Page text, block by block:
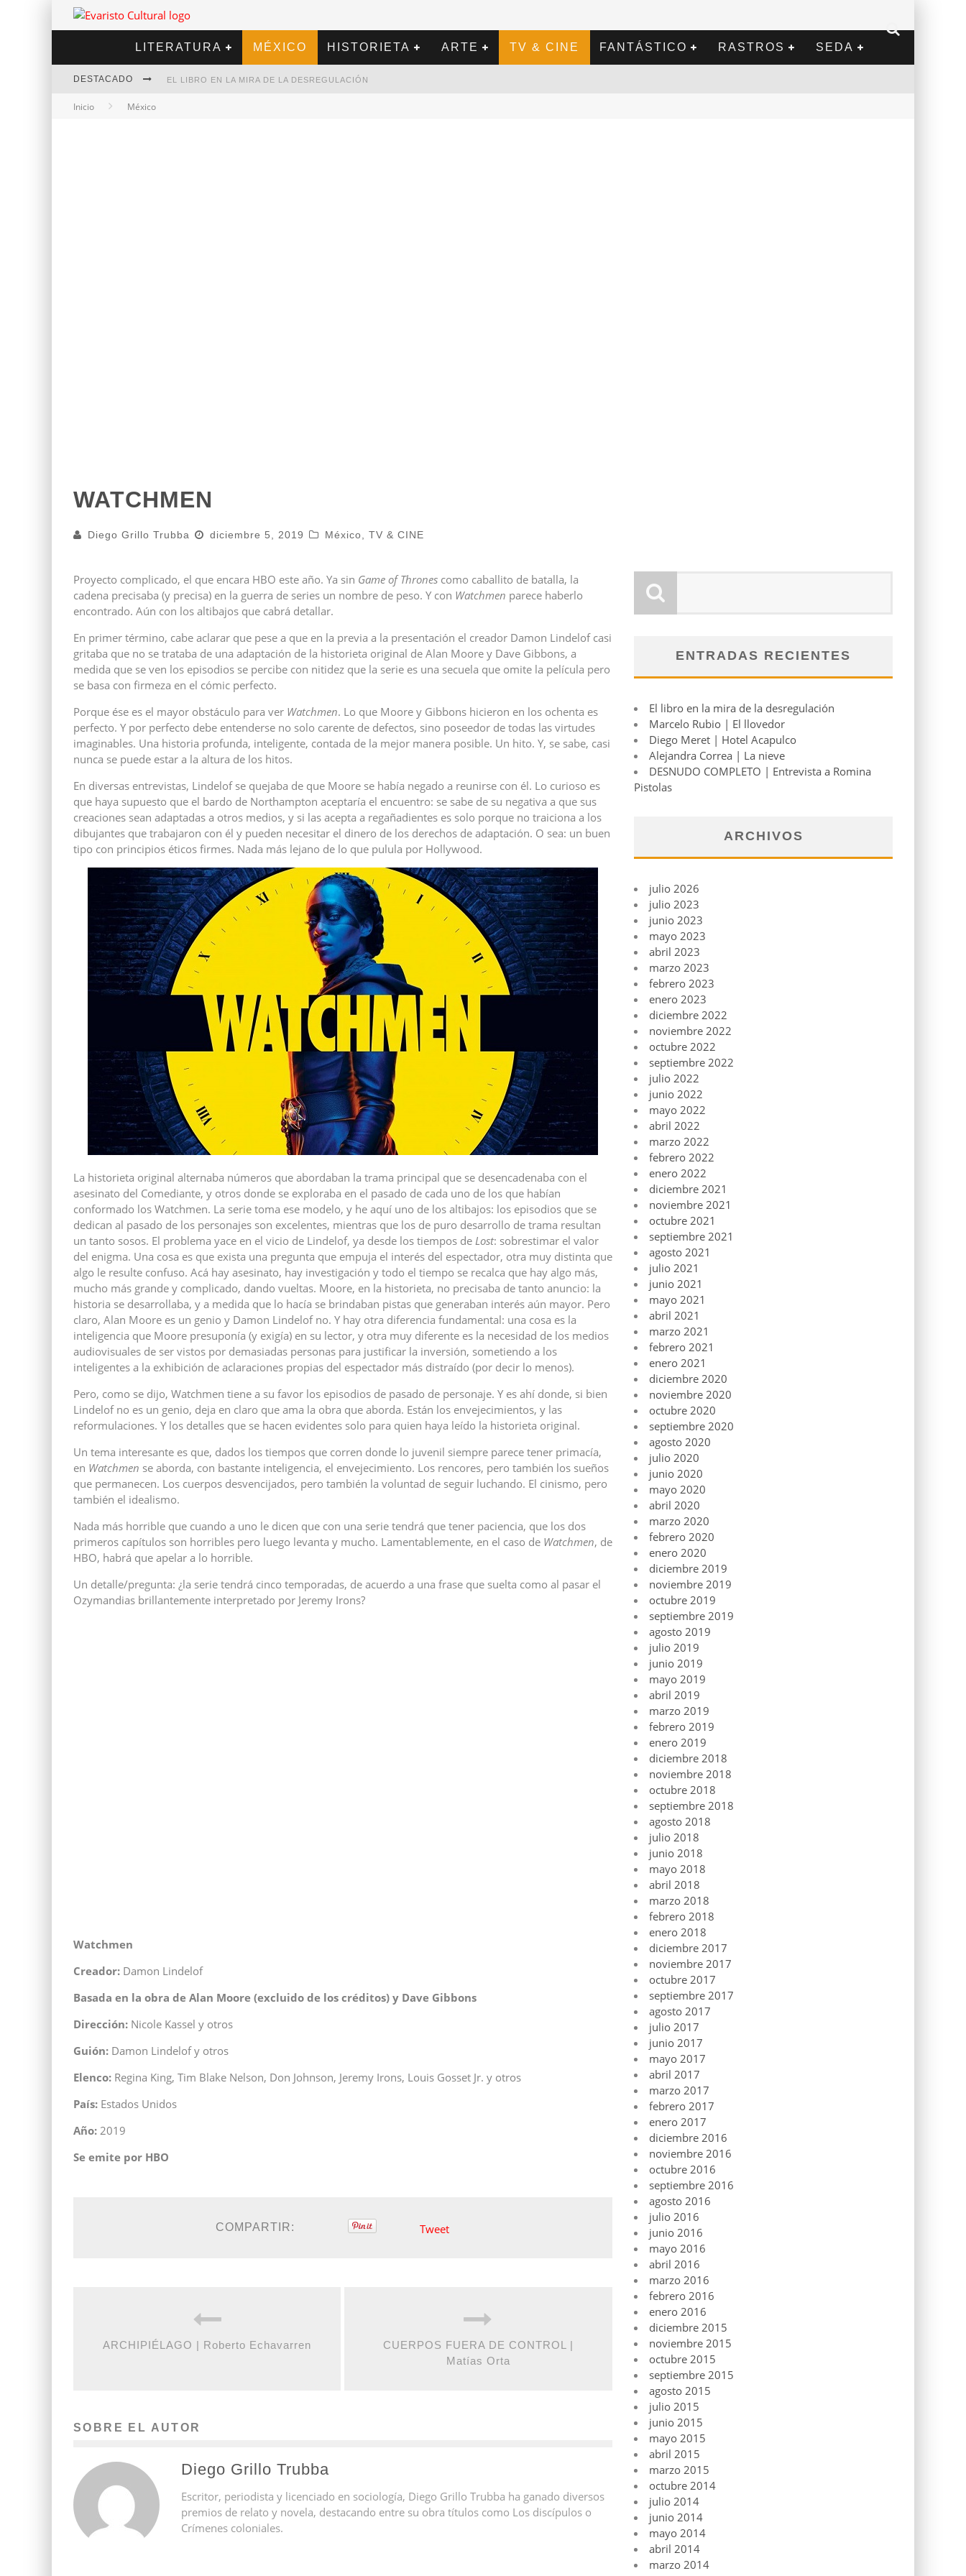
LITERATURA MÉXICO HISTORIETA ARTE TV & CINE FANTÁSTICO RASTROS SEDA
DESTACADO EL LIBRO EN LA MIRA DE LA DESREGULACIÓN
Inicio México
WATCHMEN
Diego Grillo Trubba diciembre 5, 2019 México TV & CINE
Proyecto complicado, el que encara HBO este año. Ya sin Game of Thrones como caballito de batalla, la
cadena precisaba (y precisa) en la guerra de series un nombre de peso. Y con Watchmen parece haberlo
encontrado. Aún con los altibajos que cabrá detallar.
En primer término, cabe aclarar que pese a que en la previa a la presentación el creador Damon Lindelof casi
gritaba que no se trataba de una adaptación de la historieta original de Alan Moore y Dave Gibbons, a
medida que se ven los episodios se percibe con nitidez que la serie es una secuela que omite la película pero
se basa con firmeza en el cómic perfecto.
Porque ése es el mayor obstáculo para ver Watchmen. Lo que Moore y Gibbons hicieron en los ochenta es
perfecto. Y por perfecto debe entenderse no solo carente de defectos, sino poseedor de todas las virtudes
imaginables. Una historia profunda, inteligente, contada de la mejor manera posible. Un hito. Y, se sabe, casi
nunca se puede estar a la altura de los hitos.
En diversas entrevistas, Lindelof se quejaba de que Moore se había negado a reunirse con él. Lo curioso es
que haya supuesto que el bardo de Northampton aceptaría el encuentro: se sabe de su negativa a que sus
creaciones sean adaptadas a otros medios, y si las acepta a regañadientes es solo porque no traiciona a los
dibujantes que trabajaron con él y pueden necesitar el dinero de los derechos de adaptación. O sea: un buen
tipo con principios éticos firmes. Nada más lejano de lo que pulula por Hollywood.
La historieta original alternaba números que abordaban la trama principal que se desencadenaba con el
asesinato del Comediante, y otros donde se exploraba en el pasado de cada uno de los que habían
conformado los Watchmen. La serie toma ese modelo, y he aquí uno de los altibajos: los episodios que se
dedican al pasado de los personajes son excelentes, mientras que los de puro desarrollo de trama resultan
un tanto sosos. El problema yace en el vicio de Lindelof, ya desde los tiempos de Lost: sobrestimar el valor
del enigma. Una cosa es que exista una pregunta que empuja el interés del espectador, otra muy distinta que
algo le resulte confuso. Acá hay asesinato, hay investigación y todo el tiempo se recalca que hay algo más,
mucho más grande y complicado, dando vueltas. Moore, en la historieta, no precisaba de tanto anuncio: la
historia se desarrollaba, y a medida que lo hacía se brindaban pistas que generaban interés aún mayor. Pero
claro, Alan Moore es un genio y Damon Lindelof no. Y hay otra diferencia fundamental: una cosa es la
inteligencia que Moore presuponía (y exigía) en su lector, y otra muy diferente es la necesidad de los medios
audiovisuales de ser vistos por demasiadas personas para justificar la inversión, sometiendo a los
inteligentes a la exhibición de aclaraciones propias del espectador más distraído (por decir lo menos).
Pero, como se dijo, Watchmen tiene a su favor los episodios de pasado de personaje. Y es ahí donde, si bien
Lindelof no es un genio, deja en claro que ama la obra que aborda. Están los envejecimientos, y las
reformulaciones. Y los detalles que se hacen evidentes solo para quien haya leído la historieta original.
Un tema interesante es que, dados los tiempos que corren donde lo juvenil siempre parece tener primacía,
en Watchmen se aborda, con bastante inteligencia, el envejecimiento. Los rencores, pero también los sueños
que permanecen. Los cuerpos desvencijados, pero también la voluntad de seguir luchando. El cinismo, pero
también el idealismo.
Nada más horrible que cuando a uno le dicen que con una serie tendrá que tener paciencia, que los dos
primeros capítulos son horribles pero luego levanta y mucho. Lamentablemente, en el caso de Watchmen, de
HBO, habrá que apelar a lo horrible.
Un detalle/pregunta: ¿la serie tendrá cinco temporadas, de acuerdo a una frase que suelta como al pasar el
Ozymandias brillantemente interpretado por Jeremy Irons?
Watchmen
Creador: Damon Lindelof
Basada en la obra de Alan Moore (excluido de los créditos) y Dave Gibbons
Dirección: Nicole Kassel y otros
Guión: Damon Lindelof y otros
Elenco: Regina King, Tim Blake Nelson, Don Johnson, Jeremy Irons, Louis Gosset Jr. y otros
País: Estados Unidos
Año: 2019
Se emite por HBO
COMPARTIR: Tweet
ARCHIPIÉLAGO | Roberto Echavarren
CUERPOS FUERA DE CONTROL |
Matías Orta
SOBRE EL AUTOR
Diego Grillo Trubba
Escritor, periodista y licenciado en sociología, Diego Grillo Trubba ha ganado diversos
premios de relato y novela, destacando entre su obra títulos como Los discípulos o
Crímenes coloniales.
ENTRADAS RECIENTES
El libro en la mira de la desregulación
Marcelo Rubio | El llovedor
Diego Meret | Hotel Acapulco
Alejandra Correa | La nieve
DESNUDO COMPLETO | Entrevista a Romina
Pistolas
ARCHIVOS
julio 2026
julio 2023
junio 2023
mayo 2023
abril 2023
marzo 2023
febrero 2023
enero 2023
diciembre 2022
noviembre 2022
octubre 2022
septiembre 2022
julio 2022
junio 2022
mayo 2022
abril 2022
marzo 2022
febrero 2022
enero 2022
diciembre 2021
noviembre 2021
octubre 2021
septiembre 2021
agosto 2021
julio 2021
junio 2021
mayo 2021
abril 2021
marzo 2021
febrero 2021
enero 2021
diciembre 2020
noviembre 2020
octubre 2020
septiembre 2020
agosto 2020
julio 2020
junio 2020
mayo 2020
abril 2020
marzo 2020
febrero 2020
enero 2020
diciembre 2019
noviembre 2019
octubre 2019
septiembre 2019
agosto 2019
julio 2019
junio 2019
mayo 2019
abril 2019
marzo 2019
febrero 2019
enero 2019
diciembre 2018
noviembre 2018
octubre 2018
septiembre 2018
agosto 2018
julio 2018
junio 2018
mayo 2018
abril 2018
marzo 2018
febrero 2018
enero 2018
diciembre 2017
noviembre 2017
octubre 2017
septiembre 2017
agosto 2017
julio 2017
junio 2017
mayo 2017
abril 2017
marzo 2017
febrero 2017
enero 2017
diciembre 2016
noviembre 2016
octubre 2016
septiembre 2016
agosto 2016
julio 2016
junio 2016
mayo 2016
abril 2016
marzo 2016
febrero 2016
enero 2016
diciembre 2015
noviembre 2015
octubre 2015
septiembre 2015
agosto 2015
julio 2015
junio 2015
mayo 2015
abril 2015
marzo 2015
octubre 2014
julio 2014
junio 2014
mayo 2014
abril 2014
marzo 2014